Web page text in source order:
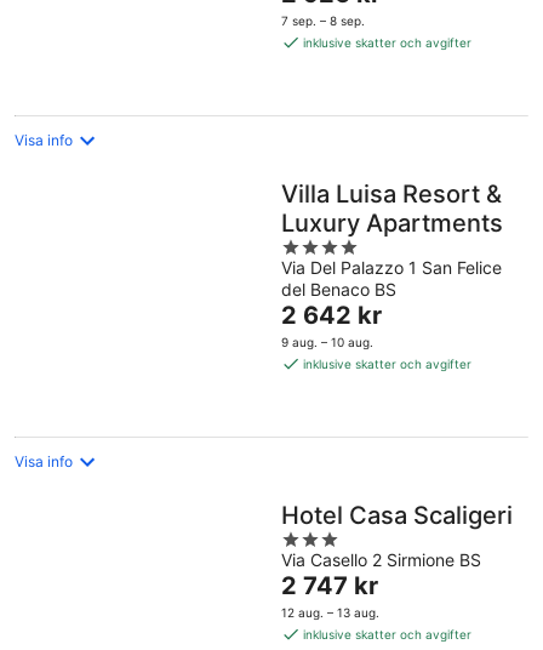
är
2 926 kr
7 sep. – 8 sep.
inklusive skatter och avgifter
Visa info
Villa Luisa Resort &
Luxury Apartments
4
out
of
5
Via Del Palazzo 1 San Felice
del Benaco BS
Priset
är
2 642 kr
2 642 kr
9 aug. – 10 aug.
inklusive skatter och avgifter
Visa info
Hotel Casa Scaligeri
3
out
of
5
Via Casello 2 Sirmione BS
Priset
är
2 747 kr
2 747 kr
12 aug. – 13 aug.
inklusive skatter och avgifter